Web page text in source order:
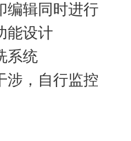
编辑同时进行
能设计
系统
涉，自行监控